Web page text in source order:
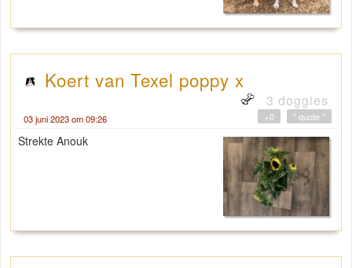
Koert van Texel poppy x
3 doggies
03 juni 2023 om 09:26 " quote "
+0
Strekte Anouk